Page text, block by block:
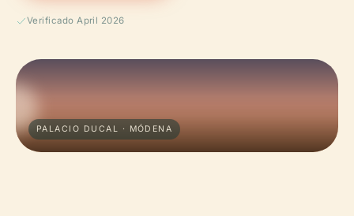
Verificado April 2026
PALACIO DUCAL · MÓDENA